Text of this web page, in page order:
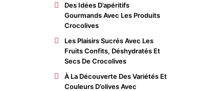
Des Idées D’apéritifs
Gourmands Avec Les Produits
Crocolives
Les Plaisirs Sucrés Avec Les
Fruits Confits, Déshydratés Et
Secs De Crocolives
À La Découverte Des Variétés Et
Couleurs D’olives Avec